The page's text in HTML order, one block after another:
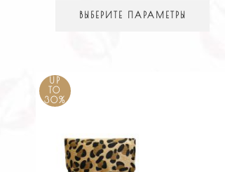
ВЫБЕРИТЕ ПАРАМЕТРЫ
UP
TO
30%